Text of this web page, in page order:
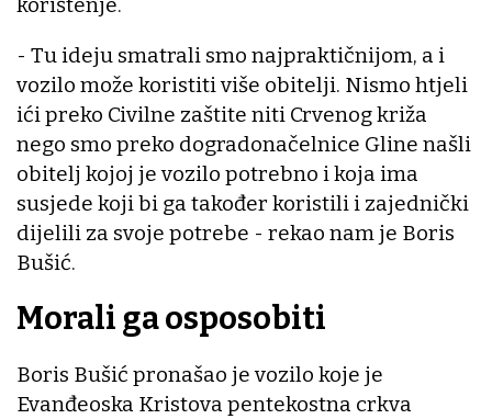
korištenje.
- Tu ideju smatrali smo najpraktičnijom, a i
vozilo može koristiti više obitelji. Nismo htjeli
ići preko Civilne zaštite niti Crvenog križa
nego smo preko dogradonačelnice Gline našli
obitelj kojoj je vozilo potrebno i koja ima
susjede koji bi ga također koristili i zajednički
dijelili za svoje potrebe - rekao nam je Boris
Bušić.
Morali ga osposobiti
Boris Bušić pronašao je vozilo koje je
Evanđeoska Kristova pentekostna crkva